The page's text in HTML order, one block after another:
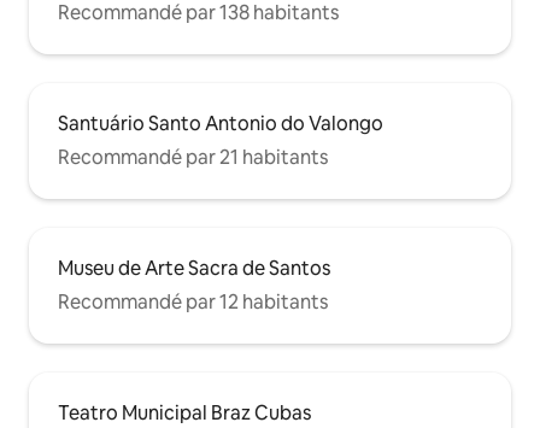
Recommandé par 138 habitants
Santuário Santo Antonio do Valongo
Recommandé par 21 habitants
Museu de Arte Sacra de Santos
Recommandé par 12 habitants
Teatro Municipal Braz Cubas